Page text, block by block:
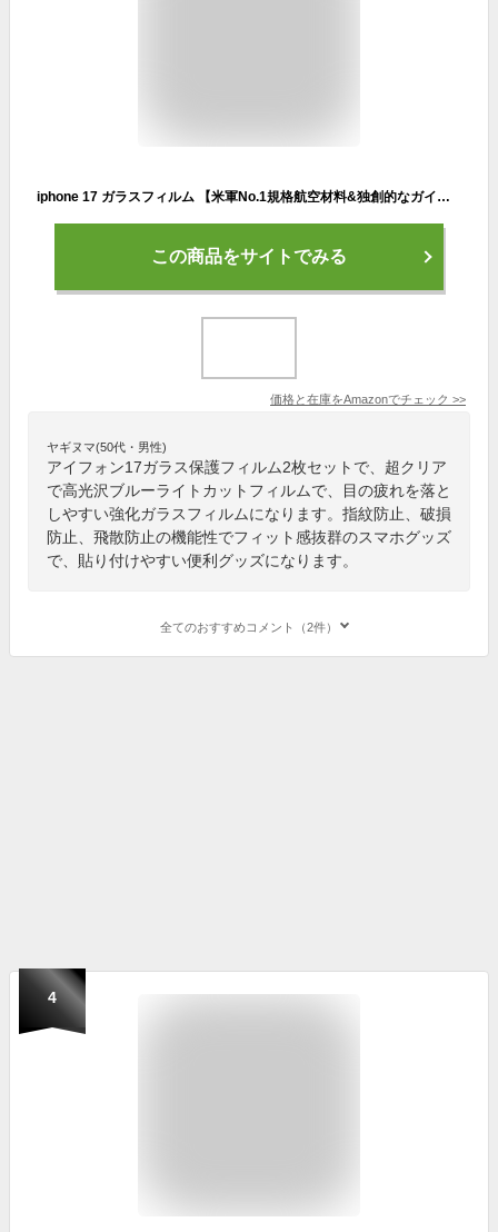
iphone 17 ガラスフィルム 【米軍No.1規格航空材料&独創的なガイド枠】 2枚セット いphone17 保護フィルム 全面保護 最強硬度10H 耐衝撃 气泡なしZeniss 自動吸着 貼付け簡単 iphone17フィルム 超クリア画質 高光沢 ブルーライトカット 目の疲れ軽減 強化ガラス アイフォン17 携帯フィルム 指紋防止 破損防止 飛散防止 超フィット感 極細黒縁あり 6.3インチ
この商品をサイトでみる
価格と在庫をAmazonでチェック >>
ヤギヌマ(50代・男性)
アイフォン17ガラス保護フィルム2枚セットで、超クリア
で高光沢ブルーライトカットフィルムで、目の疲れを落と
しやすい強化ガラスフィルムになります。指紋防止、破損
防止、飛散防止の機能性でフィット感抜群のスマホグッズ
で、貼り付けやすい便利グッズになります。
全てのおすすめコメント（2件）
4